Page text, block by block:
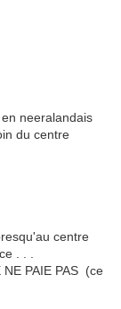
neeralandais
du centre
centre
. . .
PAIE PAS (ce